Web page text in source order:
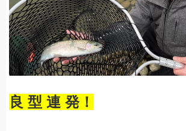
良 型 連 発！